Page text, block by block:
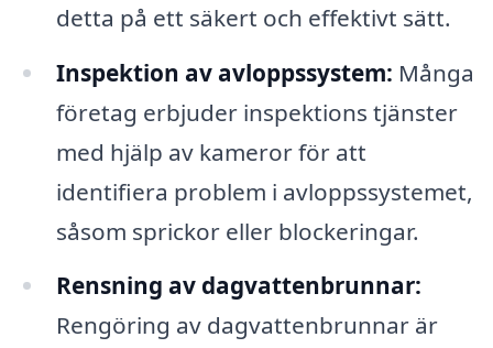
detta på ett säkert och effektivt sätt.
Inspektion av avloppssystem: Många
företag erbjuder inspektions tjänster
med hjälp av kameror för att
identifiera problem i avloppssystemet,
såsom sprickor eller blockeringar.
Rensning av dagvattenbrunnar:
Rengöring av dagvattenbrunnar är